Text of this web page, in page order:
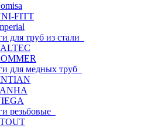
FITT
для труб из стали
для медных труб
резьбовые